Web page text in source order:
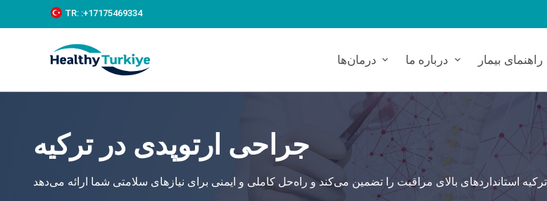
k
c
TR: :+‪17175469334‬
درمان‌ها درباره ما راهنمای بیمار
جراحی ارتوپدی در ترکیه